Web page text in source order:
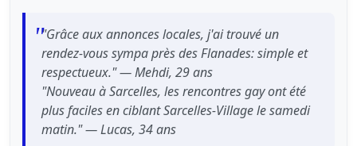
"Grâce aux annonces locales, j'ai trouvé un
rendez-vous sympa près des Flanades: simple et
respectueux." — Mehdi, 29 ans
"Nouveau à Sarcelles, les rencontres gay ont été
plus faciles en ciblant Sarcelles-Village le samedi
matin." — Lucas, 34 ans